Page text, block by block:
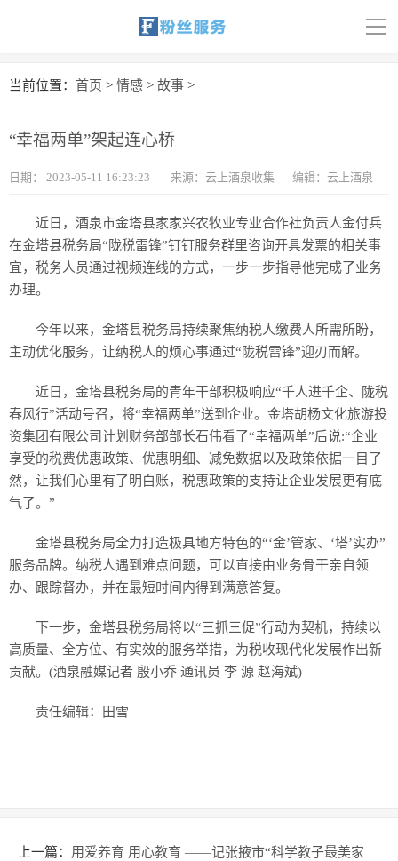
导
首页
体育
财经
旅游
历史
美食
军事
国际
情感
当前位置： 首页 > 情感 > 故事 >
“幸福两单”架起连心桥
日期： 2023-05-11 16:23:23 来源：云上酒泉收集 编辑：云上酒泉
近日，酒泉市金塔县家家兴农牧业专业合作社负责人金付兵
在金塔县税务局“陇税雷锋”钉钉服务群里咨询开具发票的相关事
宜，税务人员通过视频连线的方式，一步一步指导他完成了业务
办理。
今年以来，金塔县税务局持续聚焦纳税人缴费人所需所盼，
主动优化服务，让纳税人的烦心事通过“陇税雷锋”迎刃而解。
近日，金塔县税务局的青年干部积极响应“千人进千企、陇税
春风行”活动号召，将“幸福两单”送到企业。金塔胡杨文化旅游投
资集团有限公司计划财务部部长石伟看了“幸福两单”后说:“企业
享受的税费优惠政策、优惠明细、减免数据以及政策依据一目了
然，让我们心里有了明白账，税惠政策的支持让企业发展更有底
气了。”
金塔县税务局全力打造极具地方特色的“‘金’管家、‘塔’实办”
服务品牌。纳税人遇到难点问题，可以直接由业务骨干亲自领
办、跟踪督办，并在最短时间内得到满意答复。
下一步，金塔县税务局将以“三抓三促”行动为契机，持续以
高质量、全方位、有实效的服务举措，为税收现代化发展作出新
贡献。(酒泉融媒记者 殷小乔 通讯员 李 源 赵海斌)
责任编辑：田雪
上一篇： 用爱养育 用心教育 ——记张掖市“科学教子最美家